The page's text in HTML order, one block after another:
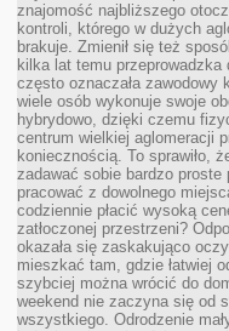
znajomość najbliższego
kontroli, którego w dużych
brakuje. Zmienił się też
kilka lat temu
często oznaczała zawodowy
wiele osób wykonuje swoje
hybrydowo, dzięki czemu
centrum wielkiej aglomeracji
koniecznością. To sprawiło,
zadawać sobie bardzo proste
pracować z dowolnego
codziennie płacić wysoką
zatłoczonej przestrzeni?
okazała się zaskakująco
mieszkać tam, gdzie łatwiej
szybciej można wrócić do
weekend nie zaczyna się od
wszystkiego. Odrodzenie